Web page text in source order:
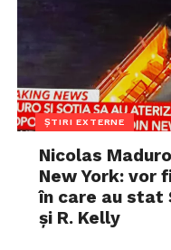
ȘTIRI EXTERNE
Nicolas
New York: vor
în care au stat
și R. Kelly